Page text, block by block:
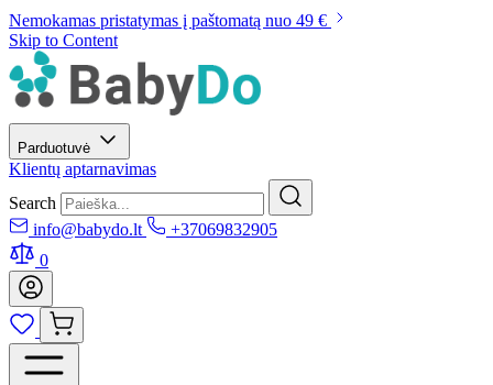
Nemokamas pristatymas į paštomatą nuo 49 €
Skip to Content
Parduotuvė
Klientų aptarnavimas
Search
info@babydo.lt
+37069832905
0